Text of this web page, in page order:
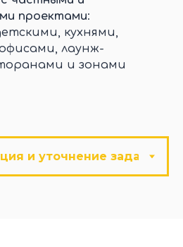
проектами:
кухнями,
лаунж-
и зонами